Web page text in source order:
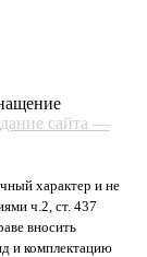
сайта —
характер и не
ч.2, ст. 437
вносить
и комплектацию